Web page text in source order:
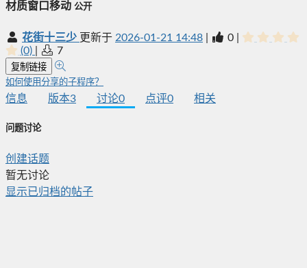
材质窗口移动 公开
花街十三少 更新于 2026-01-21 14:48 0
(0)
7
复制链接
如何使用分享的子程序？
信息 版本3 讨论0 点评0 相关
问题讨论
创建话题
暂无讨论
显示已归档的帖子